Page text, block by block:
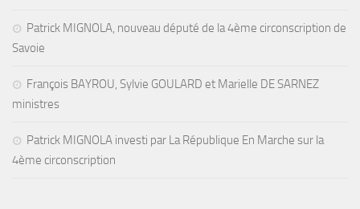
Patrick MIGNOLA, nouveau député de la 4ème circonscription de
Savoie
François BAYROU, Sylvie GOULARD et Marielle DE SARNEZ
ministres
Patrick MIGNOLA investi par La République En Marche sur la
4ème circonscription